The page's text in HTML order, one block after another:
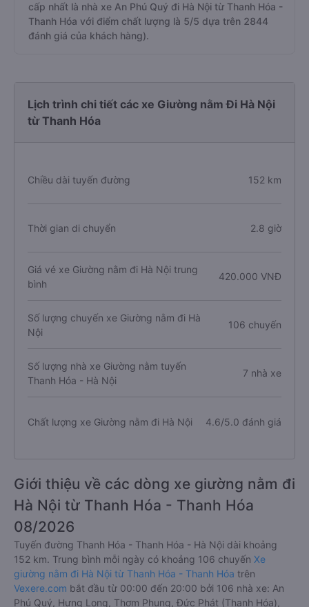
cấp nhất là nhà xe An Phú Quý đi Hà Nội từ Thanh Hóa -
Thanh Hóa với điểm chất lượng là 5/5 dựa trên 2844
đánh giá của khách hàng).
Lịch trình chi tiết các xe Giường nằm Đi Hà Nội
từ Thanh Hóa
Chiều dài tuyến đường 152 km
Thời gian di chuyển 2.8 giờ
Giá vé xe Giường nằm đi Hà Nội trung
bình
420.000 VNĐ
Số lượng chuyến xe Giường nằm đi Hà
Nội
106 chuyến
Số lượng nhà xe Giường nằm tuyến
Thanh Hóa - Hà Nội
7 nhà xe
Chất lượng xe Giường nằm đi Hà Nội 4.6/5.0 đánh giá
Giới thiệu về các dòng xe giường nằm đi
Hà Nội từ Thanh Hóa - Thanh Hóa
08/2026
Tuyến đường Thanh Hóa - Thanh Hóa - Hà Nội dài khoảng
152 km. Trung bình mỗi ngày có khoảng 106 chuyến Xe
giường nằm đi Hà Nội từ Thanh Hóa - Thanh Hóa trên
Vexere.com bắt đầu từ 00:00 đến 20:00 bởi 106 nhà xe: An
Phú Quý, Hưng Long, Thơm Phụng, Đức Phát (Thanh Hóa),